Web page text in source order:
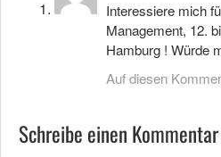
Interessiere mich
Management, 12.
Hamburg ! Würde
Auf diesen
Schreibe einen Kommentar